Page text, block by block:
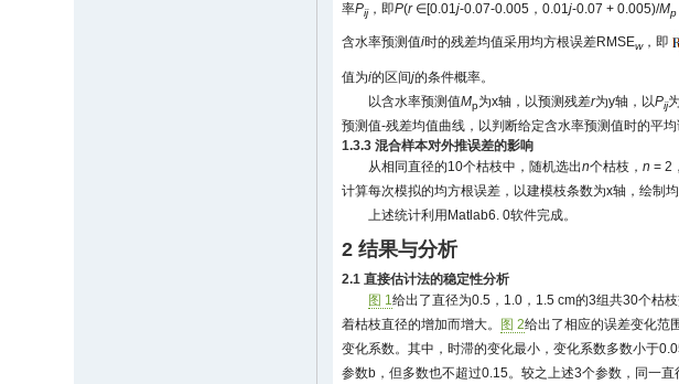
率Pij，即P(r∈[0.01j-0.07-0.005，0.01j-0.07 + 0.005)/Mp
含水率预测值i时的残差均值采用均方根误差RMSEw，即
值为i的区间j的条件概率。
以含水率预测值Mp为x轴，以预测残差r为y轴，以Pij
预测值-残差均值曲线，以判断给定含水率预测值时的平均
1.3.3 混合样本对外推误差的影响
从相同直径的10个枯枝中，随机选出n个枯枝，n = 2
计算每次模拟的均方根误差，以建模枝条数为x轴，绘制
上述统计利用Matlab6. 0软件完成。
2 结果与分析
2.1 直接估计法的稳定性分析
图 1给出了直径为0.5，1.0，1.5 cm的3组共30个枯
着枯枝直径的增加而增大。
图 2给出了相应的误差变化范
变化系数。其中，时滞的变化最小，变化系数多数小于
参数b，但多数也不超过0.15。较之上述3个参数，同一